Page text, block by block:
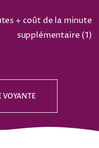
+ coût de la minute
supplémentaire (1)
VOYANTE